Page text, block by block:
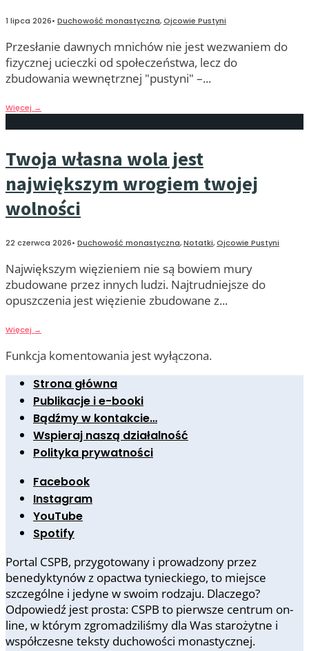
1 lipca 2026• Duchowość monastyczna,Ojcowie Pustyni
Przesłanie dawnych mnichów nie jest wezwaniem do
fizycznej ucieczki od społeczeństwa, lecz do
zbudowania wewnętrznej "pustyni" –...
Więcej →
Twoja własna wola jest
największym wrogiem twojej
wolności
22 czerwca 2026• Duchowość monastyczna,Notatki,Ojcowie Pustyni
Największym więzieniem nie są bowiem mury
zbudowane przez innych ludzi. Najtrudniejsze do
opuszczenia jest więzienie zbudowane z...
Więcej →
Funkcja komentowania jest wyłączona.
Strona główna
Publikacje i e-booki
Bądźmy w kontakcie…
Wspieraj naszą działalność
Polityka prywatności
Facebook
Instagram
YouTube
Spotify
Portal CSPB, przygotowany i prowadzony przez
benedyktynów z opactwa tynieckiego, to miejsce
szczególne i jedyne w swoim rodzaju. Dlaczego?
Odpowiedź jest prosta: CSPB to pierwsze centrum on-
line, w którym zgromadziliśmy dla Was starożytne i
współczesne teksty duchowości monastycznej.